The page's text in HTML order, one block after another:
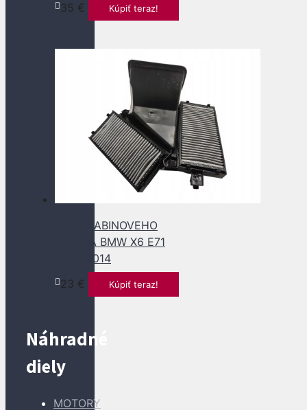
35 € Kúpiť teraz!
OBAL KABINOVEHO
FILTERA BMW X6 E71
2007-2014
23 € Kúpiť teraz!
Náhradné
diely
MOTORY